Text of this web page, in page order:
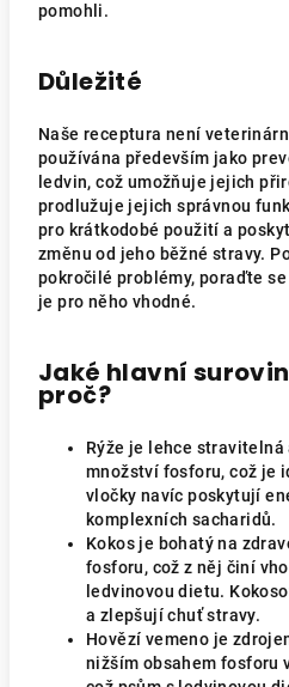
pomohli.
Důležité
Naše receptura není
používána především jako
ledvin, což umožňuje jejich
prodlužuje jejich správnou
pro krátkodobé použití a
změnu od jeho běžné stravy.
pokročilé problémy, poraďte
je pro něho vhodné.
Jaké hlavní
proč?
Rýže je lehce stravitelná
množství fosforu, což je
vločky navíc poskytují
komplexních sacharidů.
Kokos je bohatý na
fosforu, což z něj činí
ledvinovou dietu.
a zlepšují chuť stravy.
Hovězí vemeno je
nižším obsahem fosforu